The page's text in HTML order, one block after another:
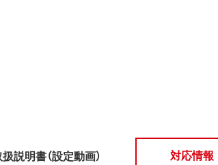
説明書（設定動画） 対応情報